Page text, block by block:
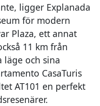
ligger Explanada
för modern
Plaza, ett annat
11 km från
läge och sina
CasaTuris
AT101 en perfekt